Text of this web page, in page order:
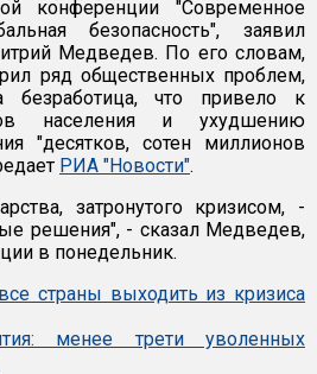
конференции "Современное
безопасность", заявил
Медведев. По его словам,
ряд общественных проблем,
безработица, что привело к
населения и ухудшению
"десятков, сотен миллионов
РИА "Новости".
затронутого кризисом, -
решения", - сказал Медведев,
в понедельник.
страны выходить из кризиса
менее трети уволенных